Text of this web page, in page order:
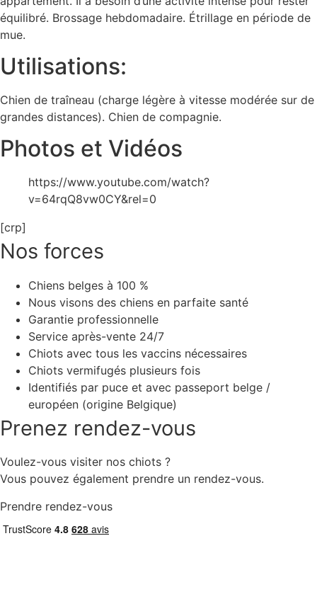
équilibré. Brossage hebdomadaire. Étrillage en période de
mue.
Utilisations:
Chien de traîneau (charge légère à vitesse modérée sur de
grandes distances). Chien de compagnie.
Photos et Vidéos
https://www.youtube.com/watch?
v=64rqQ8vw0CY&rel=0
[crp]
Nos forces
Chiens belges à 100 %
Nous visons des chiens en parfaite santé
Garantie professionnelle
Service après-vente 24/7
Chiots avec tous les vaccins nécessaires
Chiots vermifugés plusieurs fois
Identifiés par puce et avec passeport belge /
européen (origine Belgique)
Prenez rendez-vous
Voulez-vous visiter nos chiots ?
Vous pouvez également prendre un rendez-vous.
Prendre rendez-vous